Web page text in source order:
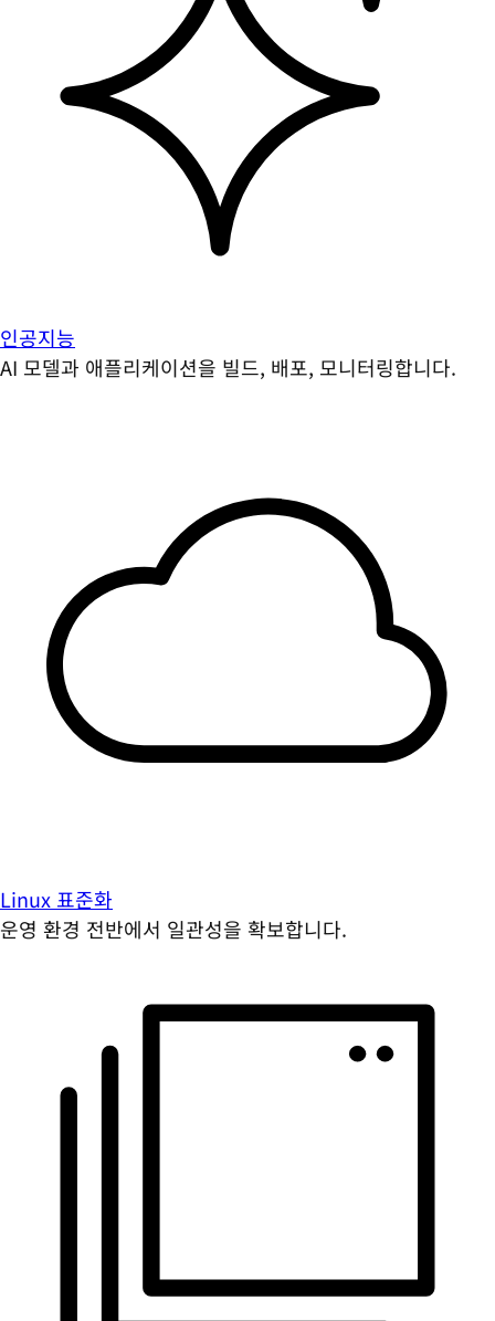
인공지능
AI 모델과 애플리케이션을 빌드, 배포, 모니터링합니다.
Linux 표준화
운영 환경 전반에서 일관성을 확보합니다.